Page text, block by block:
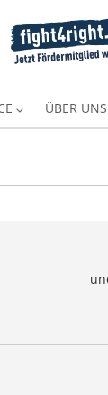
ÜBER UNS